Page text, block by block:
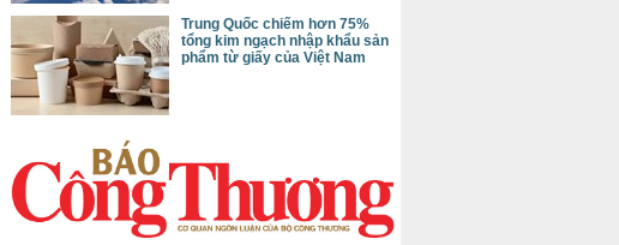
Trung Quốc chiếm hơn 75%
tổng kim ngạch nhập khẩu sản
phẩm từ giấy của Việt Nam